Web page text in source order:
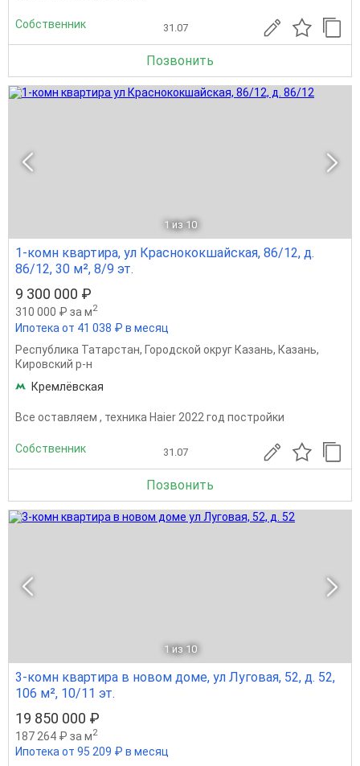
Собственник 31.07
Позвонить
1 из 10
1-комн квартира, ул Краснококшайская, 86/12, д.
86/12, 30 м², 8/9 эт.
9 300 000 ₽
310 000 ₽ за м2
Ипотека от 41 038 ₽ в месяц
Республика Татарстан, Городской округ Казань, Казань,
Кировский р-н
Кремлёвская
Все оставляем , техника Haier 2022 год постройки
Собственник 31.07
Позвонить
1 из 10
3-комн квартира в новом доме, ул Луговая, 52, д. 52,
106 м², 10/11 эт.
19 850 000 ₽
187 264 ₽ за м2
Ипотека от 95 209 ₽ в месяц